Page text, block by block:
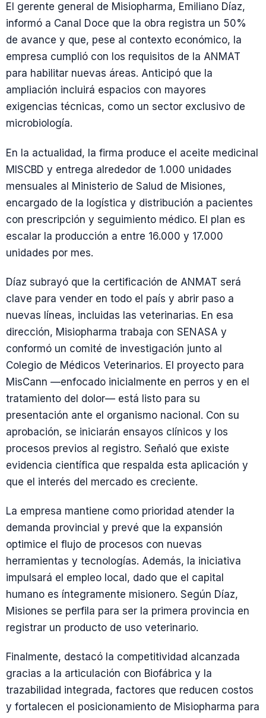
El gerente general de Misiopharma, Emiliano Díaz,
informó a Canal Doce que la obra registra un 50%
de avance y que, pese al contexto económico, la
empresa cumplió con los requisitos de la ANMAT
para habilitar nuevas áreas. Anticipó que la
ampliación incluirá espacios con mayores
exigencias técnicas, como un sector exclusivo de
microbiología.
En la actualidad, la firma produce el aceite medicinal
MISCBD y entrega alrededor de 1.000 unidades
mensuales al Ministerio de Salud de Misiones,
encargado de la logística y distribución a pacientes
con prescripción y seguimiento médico. El plan es
escalar la producción a entre 16.000 y 17.000
unidades por mes.
Díaz subrayó que la certificación de ANMAT será
clave para vender en todo el país y abrir paso a
nuevas líneas, incluidas las veterinarias. En esa
dirección, Misiopharma trabaja con SENASA y
conformó un comité de investigación junto al
Colegio de Médicos Veterinarios. El proyecto para
MisCann —enfocado inicialmente en perros y en el
tratamiento del dolor— está listo para su
presentación ante el organismo nacional. Con su
aprobación, se iniciarán ensayos clínicos y los
procesos previos al registro. Señaló que existe
evidencia científica que respalda esta aplicación y
que el interés del mercado es creciente.
La empresa mantiene como prioridad atender la
demanda provincial y prevé que la expansión
optimice el flujo de procesos con nuevas
herramientas y tecnologías. Además, la iniciativa
impulsará el empleo local, dado que el capital
humano es íntegramente misionero. Según Díaz,
Misiones se perfila para ser la primera provincia en
registrar un producto de uso veterinario.
Finalmente, destacó la competitividad alcanzada
gracias a la articulación con Biofábrica y la
trazabilidad integrada, factores que reducen costos
y fortalecen el posicionamiento de Misiopharma para